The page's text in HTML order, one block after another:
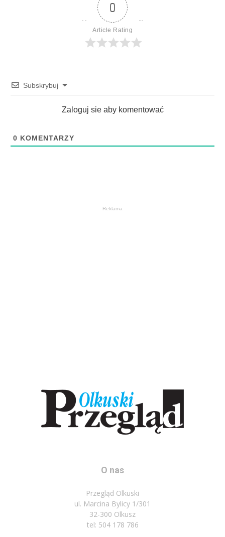
0
Article Rating
Subskrybuj
Zaloguj sie aby komentować
0 KOMENTARZY
Reklama
O nas
Przegląd Olkuski
ul. Marcina Bylicy 1/301
32-300 Olkusz
tel: 504 178 786